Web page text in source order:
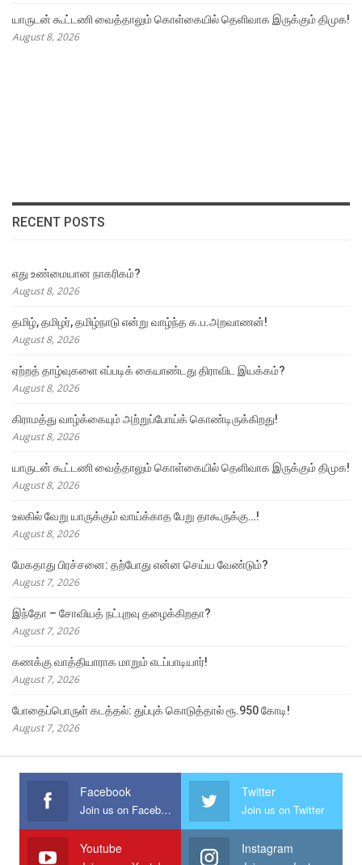
யாருடன் கூட்டணி வைத்தாலும் கொள்கையில் தெளிவாக இருக்கும் திமுக!
August 8, 2026
RECENT POSTS
எது உண்மையான நாகரிகம்?
August 8, 2026
தமிழ், தமிழர், தமிழ்நாடு என்று வாழ்ந்த க.ப.அறவாணன்!
August 8, 2026
ஏற்றத் தாழ்வுகளை எப்படிக் கையாண்டது திராவிட இயக்கம்?
August 8, 2026
கிராமத்து வாழ்க்கையும் அற்றுப்போய்க் கொண்டிருக்கிறது!
August 8, 2026
யாருடன் கூட்டணி வைத்தாலும் கொள்கையில் தெளிவாக இருக்கும் திமுக!
August 8, 2026
உலகில் வேறு யாருக்கும் வாய்க்காத பேறு தாகூருக்கு…!
August 8, 2026
மேகதாது பிரச்சனை: தற்போது என்ன செய்ய வேண்டும்?
August 7, 2026
இந்தோ – சோவியத் நட்புறவு தழைக்கிறதா?
August 7, 2026
கணக்கு வாத்தியாராக மாறும் எடப்பாடியார்!
August 7, 2026
போதைப்பொருள் கடத்தல்: துப்புக் கொடுத்தால் ரூ.950 கோடி!
August 7, 2026
Facebook
Join us on Facebook
Twitter
Join us on Twitter
Youtube Instagram